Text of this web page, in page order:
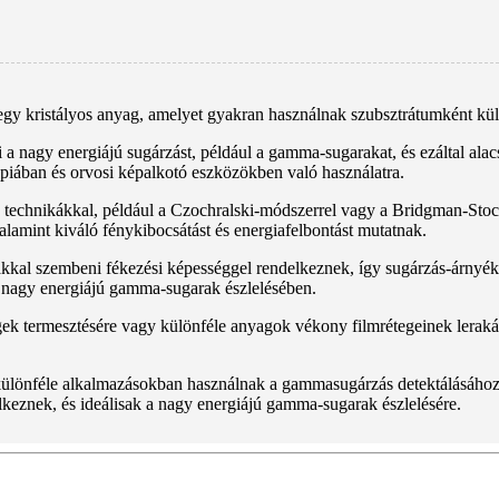
kristályos anyag, amelyet gyakran használnak szubsztrátumként
energiájú sugárzást, például a gamma-sugarakat, és ezáltal
és orvosi képalkotó eszközökben való használatra.
például a Czochralski-módszerrel vagy a Bridgman-
kiváló fénykibocsátást és energiafelbontást mutatnak.
szembeni fékezési képességgel rendelkeznek, így sugárzás-
energiájú gamma-sugarak észlelésében.
termesztésére vagy különféle anyagok vékony filmrétegeinek
alkalmazásokban használnak a gammasugárzás
és ideálisak a nagy energiájú gamma-sugarak észlelésére.